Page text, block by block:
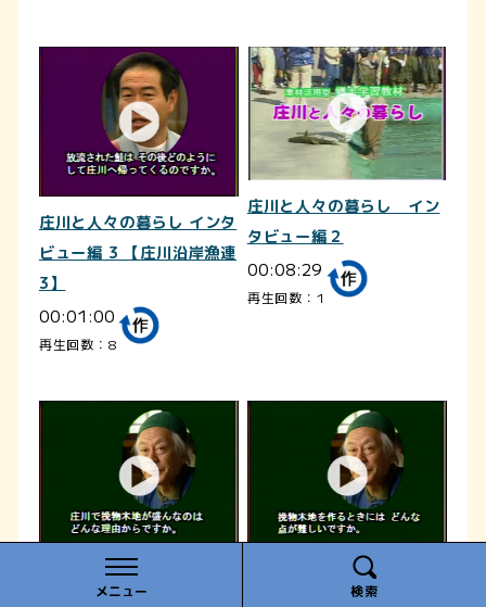
メニュー 検索
庄川と人々の暮らし インタ
ビュー編 3 【庄川沿岸漁連
3】
00:01:00
再生回数：8
庄川と人々の暮らし イン
タビュー編２
00:08:29
再生回数：1
庄川と人々の暮らし インタ
庄川と人々の暮らし インタ